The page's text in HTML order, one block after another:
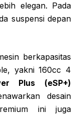
elegan. Pada
suspensi depan
berkapasitas
yakni 160cc 4
Plus (eSP+)
desain
ini juga